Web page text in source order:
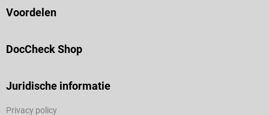
Voordelen
DocCheck Shop
Juridische informatie
Privacy policy